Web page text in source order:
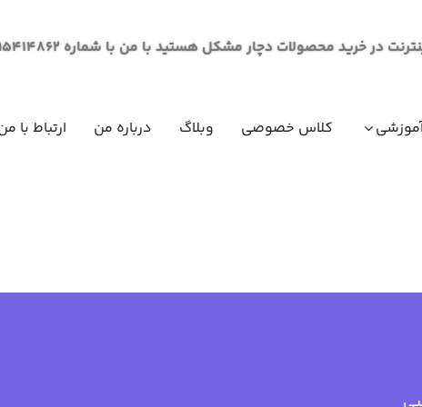
دچار مشکل هستید با من با شماره 09195414862 از طریق پیام در ارتباط باشید.
کلاس خصوصی وبلاگ درباره من ارتباط با